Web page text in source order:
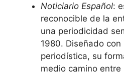
Noticiario Español:
reconocible de la
una periodicidad
1980. Diseñado
periodística, su
medio camino